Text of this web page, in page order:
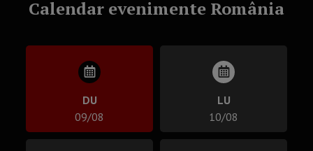
Calendar evenimente România
DU
09/08
LU
10/08